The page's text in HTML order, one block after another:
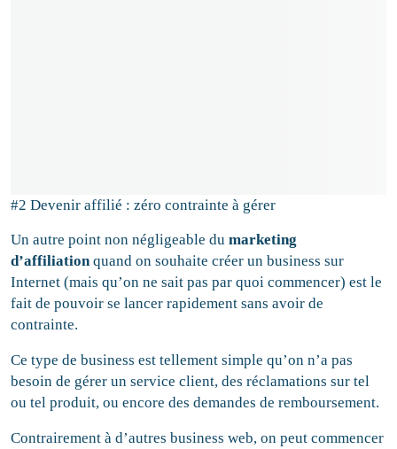
#2 Devenir affilié : zéro contrainte à gérer
Un autre point non négligeable dumarketing
d’affiliationquand on souhaite créer un business sur
Internet (mais qu’on ne sait pas par quoi commencer) est le
fait de pouvoir se lancer rapidement sans avoir de
contrainte.
Ce type de business est tellement simple qu’on n’a pas
besoin de gérer un service client, des réclamations sur tel
ou tel produit, ou encore des demandes de remboursement.
Contrairement à d’autres business web, on peut commencer